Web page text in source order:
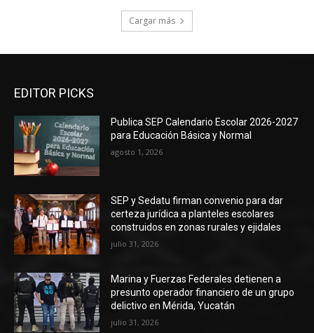
Cargar más
EDITOR PICKS
Publica SEP Calendario Escolar 2026-2027
para Educación Básica y Normal
agosto 1, 2026
SEP y Sedatu firman convenio para dar
certeza jurídica a planteles escolares
construidos en zonas rurales y ejidales
julio 31, 2026
Marina y Fuerzas Federales detienen a
presunto operador financiero de un grupo
delictivo en Mérida, Yucatán
julio 31, 2026